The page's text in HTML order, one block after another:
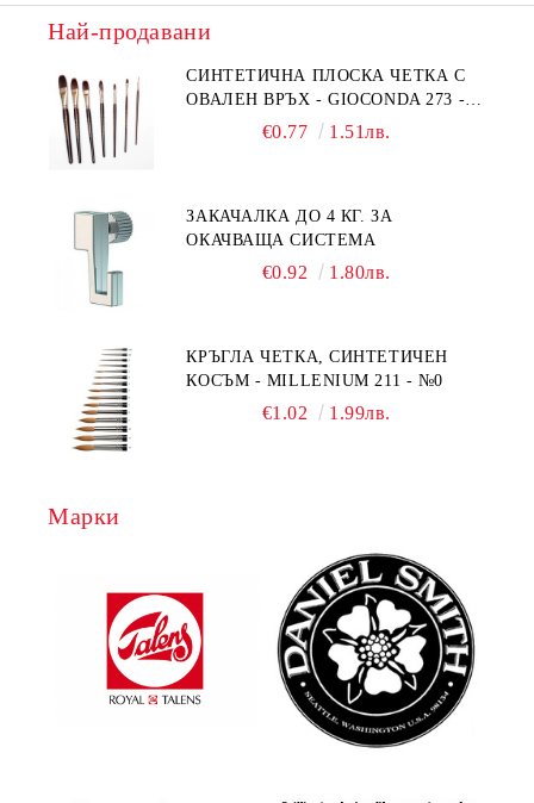
Най-продавани
СИНТЕТИЧНА ПЛОСКА ЧЕТКА С
ОВАЛЕН ВРЪХ - GIOCONDA 273 -
€0.77 1.51лв.
ЗАКАЧАЛКА ДО 4 КГ. ЗА
ОКАЧВАЩА СИСТЕМА
€0.92 1.80лв.
КРЪГЛА ЧЕТКА, СИНТЕТИЧЕН
КОСЪМ - MILLENIUM 211 - №0
€1.02 1.99лв.
Марки